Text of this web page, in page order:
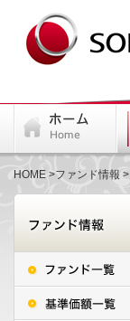
HOME ファンド情報